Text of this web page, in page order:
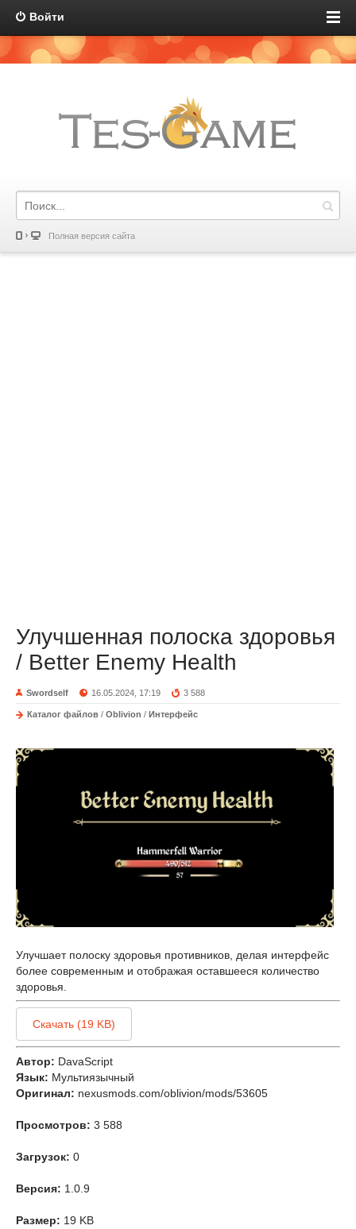
Войти
Полная версия сайта
Улучшенная полоска здоровья
/ Better Enemy Health
Swordself 16.05.2024, 17:19 3 588
Каталог файлов / Oblivion / Интерфейс
Улучшает полоску здоровья противников, делая интерфейс
более современным и отображая оставшееся количество
здоровья.
Скачать (19 KB)
Автор: DavaScript
Язык: Мультиязычный
Оригинал: nexusmods.com/oblivion/mods/53605
Просмотров: 3 588
Загрузок: 0
Версия: 1.0.9
Размер: 19 KB